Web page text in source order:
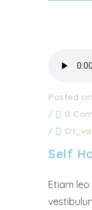
Posted
/
0
/
Self
Etiam